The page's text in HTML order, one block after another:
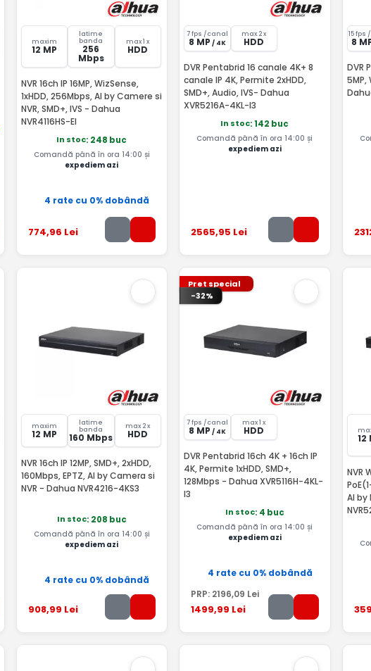
maxim
12 MP
latime
banda
256
Mbps
max 1 x
HDD
NVR 16ch IP 16MP, WizSense,
1xHDD, 256Mbps, AI by Camere si
NVR, SMD+, IVS - Dahua
NVR4116HS-EI
In stoc: 248 buc
Comandă până în ora 14:00 și
expediem azi
4 rate cu 0% dobândă
774,96 Lei
7 fps /canal
8 MP / 4K
max 2 x
HDD
DVR Pentabrid 16 canale 4K+ 8
canale IP 4K, Permite 2xHDD,
SMD+, Audio, IVS- Dahua
XVR5216A-4KL-I3
In stoc: 142 buc
Comandă până în ora 14:00 și
expediem azi
2565,95 Lei
15 fps
8
DVR
5MP,
maxim
12 MP
latime
banda
160 Mbps
max 2 x
HDD
NVR 16ch IP 12MP, SMD+, 2xHDD,
160Mbps, EPTZ, AI by Camera si
NVR - Dahua NVR4216-4KS3
In stoc: 208 buc
Comandă până în ora 14:00 și
expediem azi
4 rate cu 0% dobândă
908,99 Lei
Pret special
-32%
7 fps /canal
8 MP / 4K
max 1 x
HDD
DVR Pentabrid 16ch 4K + 16ch IP
4K, Permite 1xHDD, SMD+,
128Mbps - Dahua XVR5116H-4KL-
I3
In stoc: 4 buc
Comandă până în ora 14:00 și
expediem azi
4 rate cu 0% dobândă
PRP: 2196,09 Lei
1499,99 Lei
12
NVR
AI by